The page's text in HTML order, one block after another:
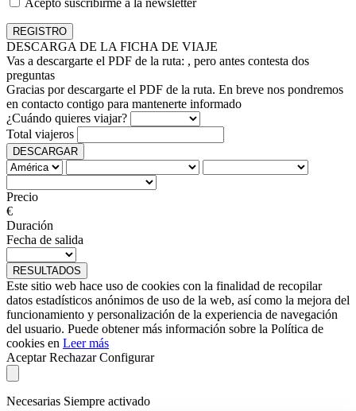
Acepto suscribirme a la newsletter
DESCARGA DE LA FICHA DE VIAJE
Vas a descargarte el PDF de la ruta: , pero antes contesta dos
preguntas
Gracias por descargarte el PDF de la ruta. En breve nos pondremos
en contacto contigo para mantenerte informado
¿Cuándo quieres viajar?
Total viajeros
DESCARGAR
Precio
€
Duración
Fecha de salida
RESULTADOS
Este sitio web hace uso de cookies con la finalidad de recopilar
datos estadísticos anónimos de uso de la web, así como la mejora del
funcionamiento y personalización de la experiencia de navegación
del usuario. Puede obtener más información sobre la Política de
cookies en Leer más
Aceptar Rechazar Configurar
Necesarias Siempre activado